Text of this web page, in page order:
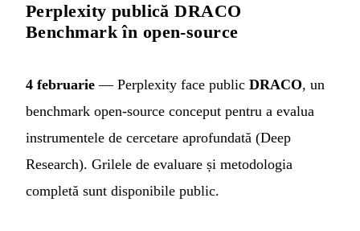
Perplexity publică DRACO
Benchmark în open-source
4 februarie — Perplexity face public DRACO, un
benchmark open-source conceput pentru a evalua
instrumentele de cercetare aprofundată (Deep
Research). Grilele de evaluare și metodologia
completă sunt disponibile public.